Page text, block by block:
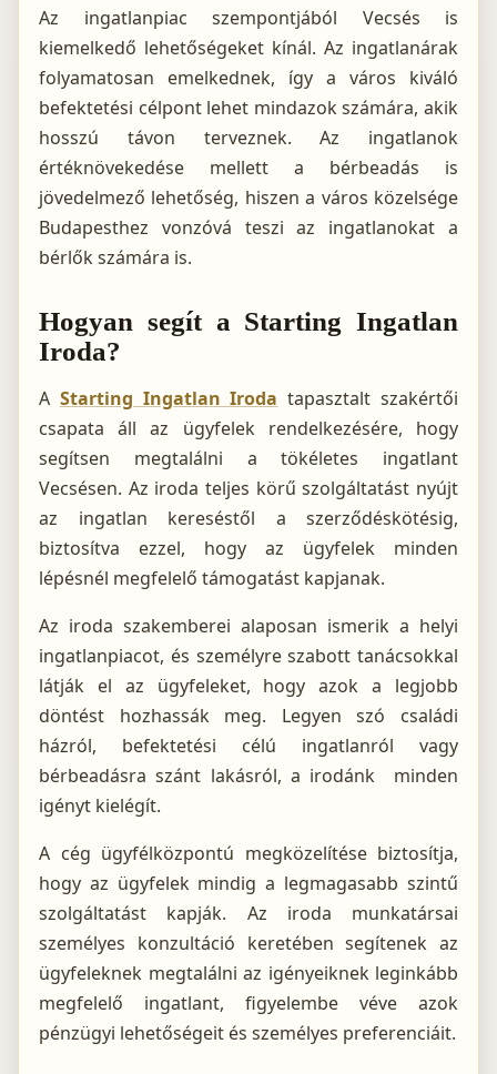
Az ingatlanpiac szempontjából Vecsés is
kiemelkedő lehetőségeket kínál. Az ingatlanárak
folyamatosan emelkednek, így a város kiváló
befektetési célpont lehet mindazok számára, akik
hosszú távon terveznek. Az ingatlanok
értéknövekedése mellett a bérbeadás is
jövedelmező lehetőség, hiszen a város közelsége
Budapesthez vonzóvá teszi az ingatlanokat a
bérlők számára is.
Hogyan segít a Starting Ingatlan
Iroda?
A Starting Ingatlan Iroda tapasztalt szakértői
csapata áll az ügyfelek rendelkezésére, hogy
segítsen megtalálni a tökéletes ingatlant
Vecsésen. Az iroda teljes körű szolgáltatást nyújt
az ingatlan kereséstől a szerződéskötésig,
biztosítva ezzel, hogy az ügyfelek minden
lépésnél megfelelő támogatást kapjanak.
Az iroda szakemberei alaposan ismerik a helyi
ingatlanpiacot, és személyre szabott tanácsokkal
látják el az ügyfeleket, hogy azok a legjobb
döntést hozhassák meg. Legyen szó családi
házról, befektetési célú ingatlanról vagy
bérbeadásra szánt lakásról, a irodánk minden
igényt kielégít.
A cég ügyfélközpontú megközelítése biztosítja,
hogy az ügyfelek mindig a legmagasabb szintű
szolgáltatást kapják. Az iroda munkatársai
személyes konzultáció keretében segítenek az
ügyfeleknek megtalálni az igényeiknek leginkább
megfelelő ingatlant, figyelembe véve azok
pénzügyi lehetőségeit és személyes preferenciáit.